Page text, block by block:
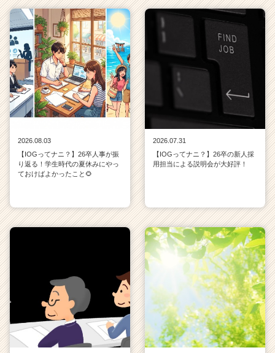
2026.08.03
【IOGってナニ？】26卒人事が振
り返る！学生時代の夏休みにやっ
ておけばよかったこと🌻
2026.07.31
【IOGってナニ？】26卒の新人採
用担当による説明会が大好評！